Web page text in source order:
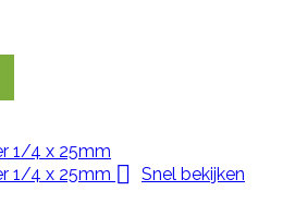

Snel bekijken